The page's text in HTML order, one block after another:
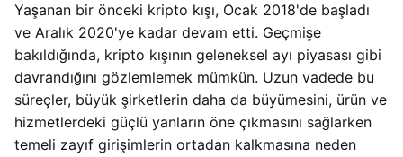
Yaşanan bir önceki kripto kışı, Ocak 2018'de başladı
ve Aralık 2020'ye kadar devam etti. Geçmişe
bakıldığında, kripto kışının geleneksel ayı piyasası gibi
davrandığını gözlemlemek mümkün. Uzun vadede bu
süreçler, büyük şirketlerin daha da büyümesini, ürün ve
hizmetlerdeki güçlü yanların öne çıkmasını sağlarken
temeli zayıf girişimlerin ortadan kalkmasına neden